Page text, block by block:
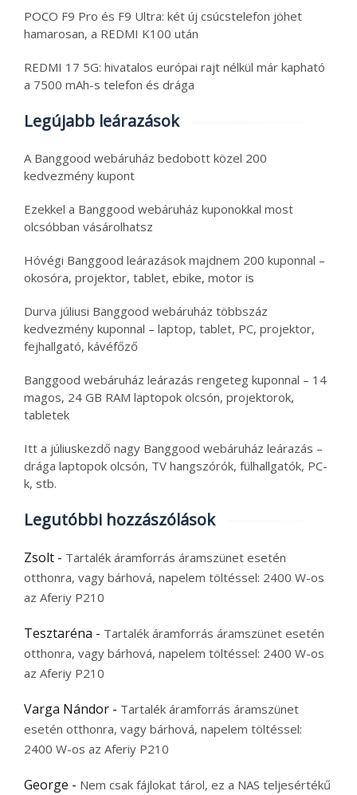
POCO F9 Pro és F9 Ultra: két új csúcstelefon jöhet
hamarosan, a REDMI K100 után
REDMI 17 5G: hivatalos európai rajt nélkül már kapható
a 7500 mAh-s telefon és drága
Legújabb leárazások
A Banggood webáruház bedobott közel 200
kedvezmény kupont
Ezekkel a Banggood webáruház kuponokkal most
olcsóbban vásárolhatsz
Hóvégi Banggood leárazások majdnem 200 kuponnal –
okosóra, projektor, tablet, ebike, motor is
Durva júliusi Banggood webáruház többszáz
kedvezmény kuponnal – laptop, tablet, PC, projektor,
fejhallgató, kávéfőző
Banggood webáruház leárazás rengeteg kuponnal – 14
magos, 24 GB RAM laptopok olcsón, projektorok,
tabletek
Itt a júliuskezdő nagy Banggood webáruház leárazás –
drága laptopok olcsón, TV hangszórók, fülhallgatók, PC-
k, stb.
Legutóbbi hozzászólások
Zsolt - Tartalék áramforrás áramszünet esetén
otthonra, vagy bárhová, napelem töltéssel: 2400 W-os
az Aferiy P210
Tesztaréna - Tartalék áramforrás áramszünet esetén
otthonra, vagy bárhová, napelem töltéssel: 2400 W-os
az Aferiy P210
Varga Nándor - Tartalék áramforrás áramszünet
esetén otthonra, vagy bárhová, napelem töltéssel:
2400 W-os az Aferiy P210
George - Nem csak fájlokat tárol, ez a NAS teljesértékű